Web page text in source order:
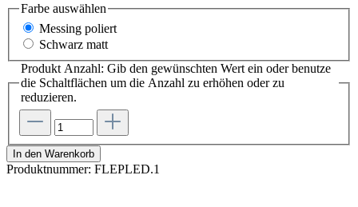
Farbe auswählen
Messing poliert
Schwarz matt
Produkt Anzahl: Gib den gewünschten Wert ein oder benutze
die Schaltflächen um die Anzahl zu erhöhen oder zu
reduzieren.
In den Warenkorb
Produktnummer: FLEPLED.1